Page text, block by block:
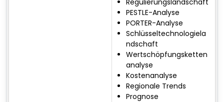
PESTLE-Analyse
PORTER-Analyse
Schlüsseltechnologiela
ndschaft
Wertschöpfungsketten
analyse
Kostenanalyse
Regionale Trends
Prognose